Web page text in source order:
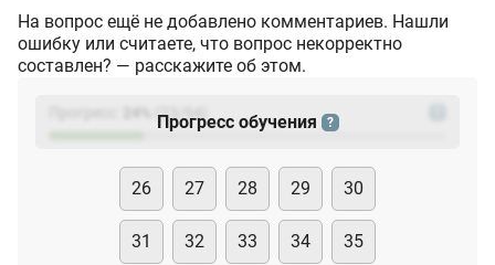
На вопрос ещё не добавлено комментариев. Нашли
ошибку или считаете, что вопрос некорректно
составлен? — расскажите об этом.
(23
Прогресс обучения ?
26 27 28 29 30
31 32 33 34 35